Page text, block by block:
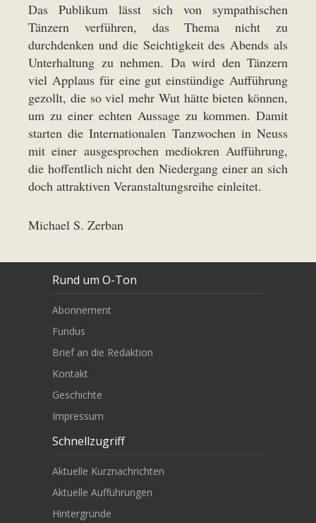
Das Publikum lässt sich von sympathischen
Tänzern verführen, das Thema nicht zu
durchdenken und die Seichtigkeit des Abends als
Unterhaltung zu nehmen. Da wird den Tänzern
viel Applaus für eine gut einstündige Aufführung
gezollt, die so viel mehr Wut hätte bieten können,
um zu einer echten Aussage zu kommen. Damit
starten die Internationalen Tanzwochen in Neuss
mit einer ausgesprochen mediokren Aufführung,
die hoffentlich nicht den Niedergang einer an sich
doch attraktiven Veranstaltungsreihe einleitet.
Michael S. Zerban
Rund um O-Ton
Abonnement
Fundus
Brief an die Redaktion
Kontakt
Geschichte
Impressum
Schnellzugriff
Aktuelle Kurznachrichten
Aktuelle Aufführungen
Hintergründe